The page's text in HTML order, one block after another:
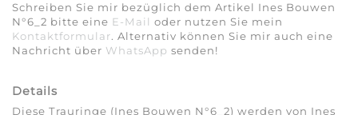
Schreiben Sie mir bezüglich dem Artikel Ines Bouwen
N°6_2 bitte eine E-Mail oder nutzen Sie mein
Kontaktformular. Alternativ können Sie mir auch eine
Nachricht über WhatsApp senden!
Details
Diese Trauringe (Ines Bouwen N°6_2) werden von Ines